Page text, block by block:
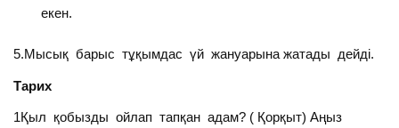
екен.
5.Мысық барыс тұқымдас үй жануарына жатады дейді.
Тарих
1Қыл қобызды ойлап тапқан адам? ( Қорқыт) Аңыз